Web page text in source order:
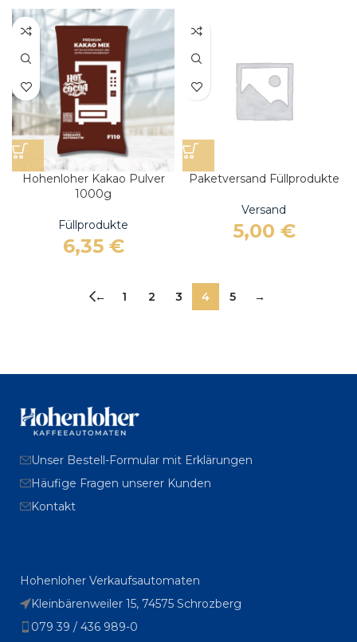
Hohenloher Kakao Pulver
1000g
Füllprodukte
6,35 €
Paketversand Füllprodukte
Versand
5,00 €
← 1 2 3 4 5 →
Unser Bestell-Formular mit Erklärungen
Häufige Fragen unserer Kunden
Kontakt
Hohenloher Verkaufsautomaten
Kleinbärenweiler 15, 74575 Schrozberg
079 39 / 436 989-0